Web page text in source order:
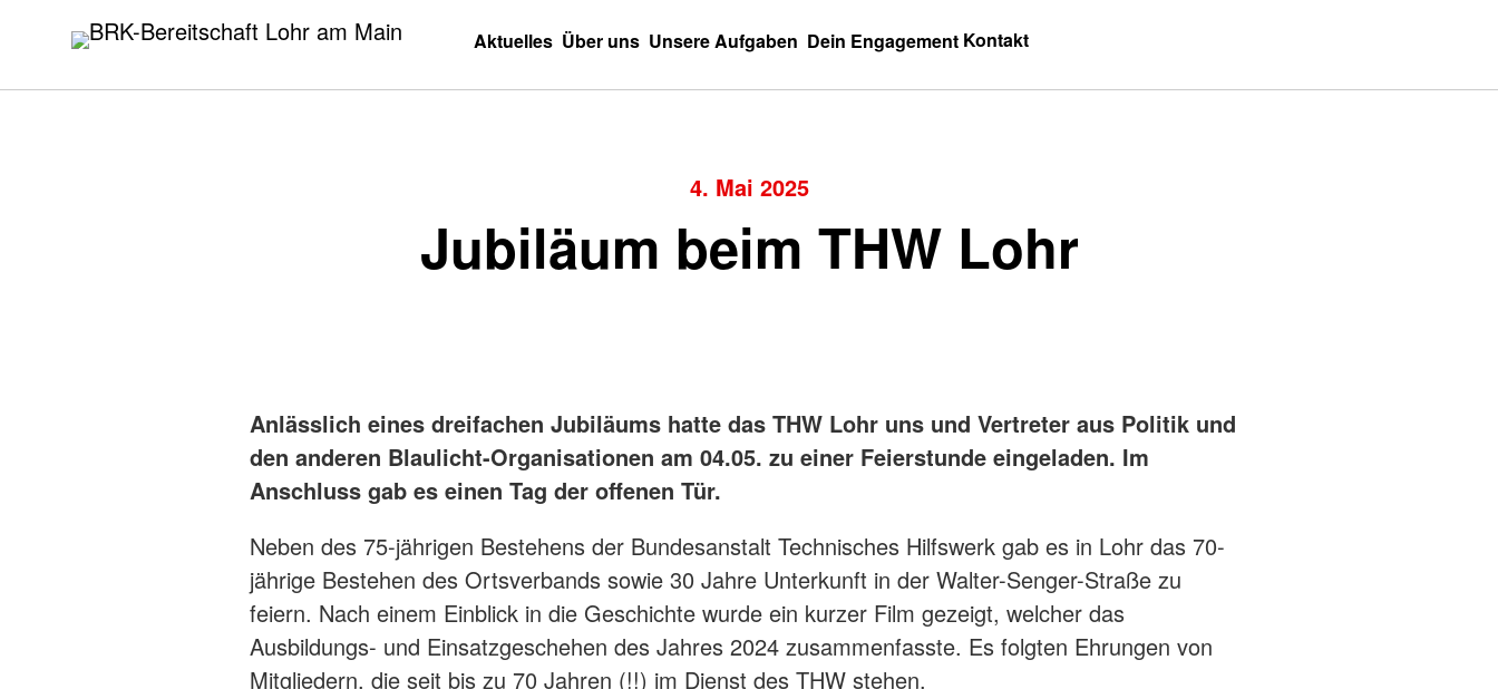
springen
BRK-Bereitschaft Lohr am Main Aktuelles Über uns Unsere Aufgaben Dein Engagement Kontakt
4. Mai 2025
Jubiläum beim THW Lohr
Anlässlich eines dreifachen Jubiläums hatte das THW Lohr uns und Vertreter aus Politik und
den anderen Blaulicht-Organisationen am 04.05. zu einer Feierstunde eingeladen. Im
Anschluss gab es einen Tag der offenen Tür.
Neben des 75-jährigen Bestehens der Bundesanstalt Technisches Hilfswerk gab es in Lohr das 70-
jährige Bestehen des Ortsverbands sowie 30 Jahre Unterkunft in der Walter-Senger-Straße zu
feiern. Nach einem Einblick in die Geschichte wurde ein kurzer Film gezeigt, welcher das
Ausbildungs- und Einsatzgeschehen des Jahres 2024 zusammenfasste. Es folgten Ehrungen von
Mitgliedern, die seit bis zu 70 Jahren (!!) im Dienst des THW stehen.